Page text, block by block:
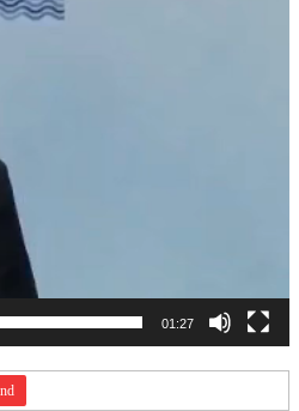
01:27